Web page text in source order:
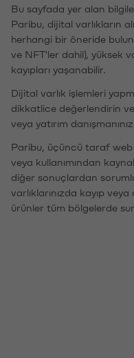
Bu sayfada yer alan
Paribu, dijital varlıkların
herhangi bir öneride
ve NFT'ler dahil), yüksek
kayıpları yaşanabilir.
Dijital varlık işlemleri
dikkatlice değerlendirin
veya yatırım
Paribu, üçüncü taraf
veya kullanımından
diğer sonuçlardan
varlıklarınızda kayıp
ürünler tüm bölgelerde